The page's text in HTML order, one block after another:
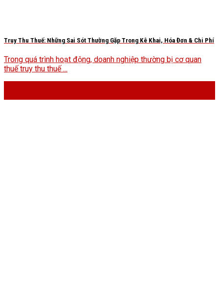
Truy Thu Thuế: Những Sai Sót Thường Gặp Trong Kê Khai, Hóa Đơn & Chi Phí
Trong quá trình hoạt động, doanh nghiệp thường bị cơ quan
thuế truy thu thuế ...